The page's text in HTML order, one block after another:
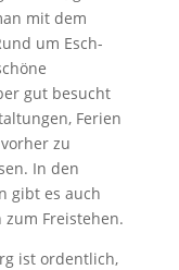
mit dem
um Esch-
gut besucht
Ferien
zu
In den
gibt es auch
Freistehen.
ist ordentlich,